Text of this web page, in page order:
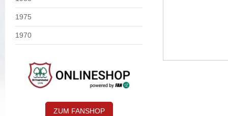
1975
1970
ZUM FANSHOP